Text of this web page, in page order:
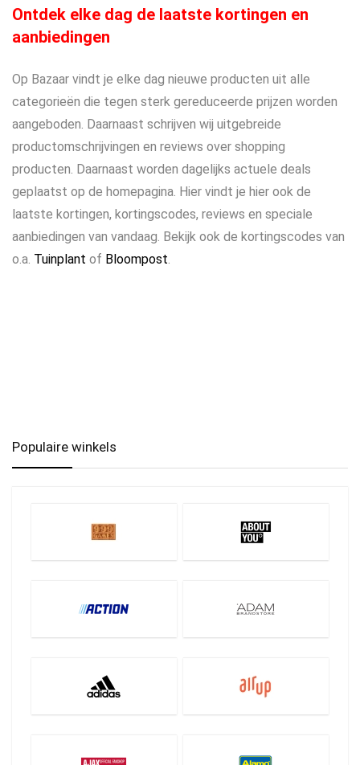
Ontdek elke dag de laatste kortingen en
aanbiedingen
Op Bazaar vindt je elke dag nieuwe producten uit alle
categorieën die tegen sterk gereduceerde prijzen worden
aangeboden. Daarnaast schrijven wij uitgebreide
productomschrijvingen en reviews over shopping
producten. Daarnaast worden dagelijks actuele deals
geplaatst op de homepagina. Hier vindt je hier ook de
laatste kortingen, kortingscodes, reviews en speciale
aanbiedingen van vandaag. Bekijk ook de kortingscodes van
o.a. Tuinplant of Bloompost.
Populaire winkels